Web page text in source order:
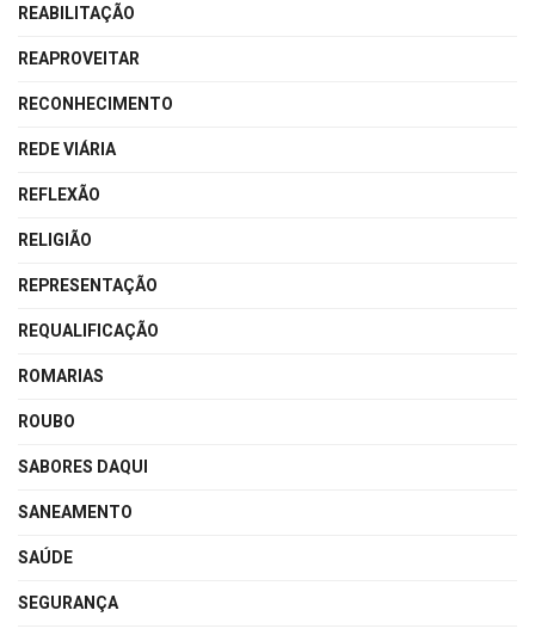
REABILITAÇÃO
REAPROVEITAR
RECONHECIMENTO
REDE VIÁRIA
REFLEXÃO
RELIGIÃO
REPRESENTAÇÃO
REQUALIFICAÇÃO
ROMARIAS
ROUBO
SABORES DAQUI
SANEAMENTO
SAÚDE
SEGURANÇA